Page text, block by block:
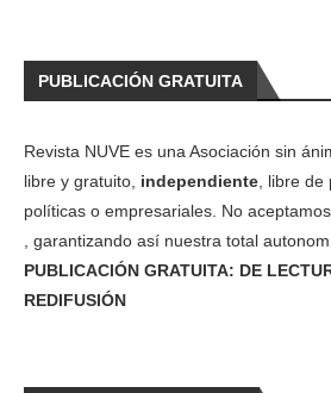
PUBLICACIÓN GRATUITA
Revista NUVE es una Asociación sin
libre y gratuito, independiente , libre
políticas o empresariales. No
, garantizando así nuestra total
PUBLICACIÓN GRATUITA: DE
REDIFUSIÓN